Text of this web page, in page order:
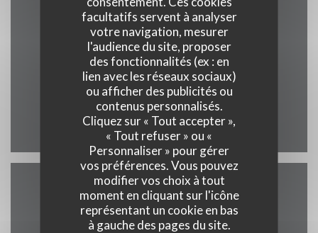
facultatifs servent à analyser
votre navigation, mesurer
l'audience du site, proposer
des fonctionnalités (ex : en
lien avec les réseaux sociaux)
ou afficher des publicités ou
contenus personnalisés.
Cliquez sur « Tout accepter »,
« Tout refuser » ou «
Personnaliser » pour gérer
vos préférences. Vous pouvez
modifier vos choix à tout
moment en cliquant sur l'icône
représentant un cookie en bas
à gauche des pages du site.
22 Place des Vosges 54000 Nancy
03 83 35 41 30
Facebook ((ouvre une
Nous contacter